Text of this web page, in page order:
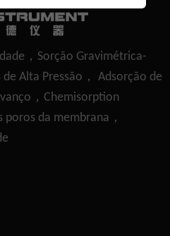
，Sorção Gravimétrica-
Alta Pressão， Adsorção de
，Chemisorption
da membrana，